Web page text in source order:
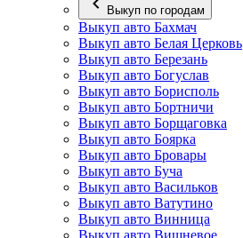
Выкуп по городам
Выкуп авто Бахмач
Выкуп авто Белая Церковь
Выкуп авто Березань
Выкуп авто Богуслав
Выкуп авто Борисполь
Выкуп авто Бортничи
Выкуп авто Борщаговка
Выкуп авто Боярка
Выкуп авто Бровары
Выкуп авто Буча
Выкуп авто Васильков
Выкуп авто Ватутино
Выкуп авто Винница
Выкуп авто Вишневое